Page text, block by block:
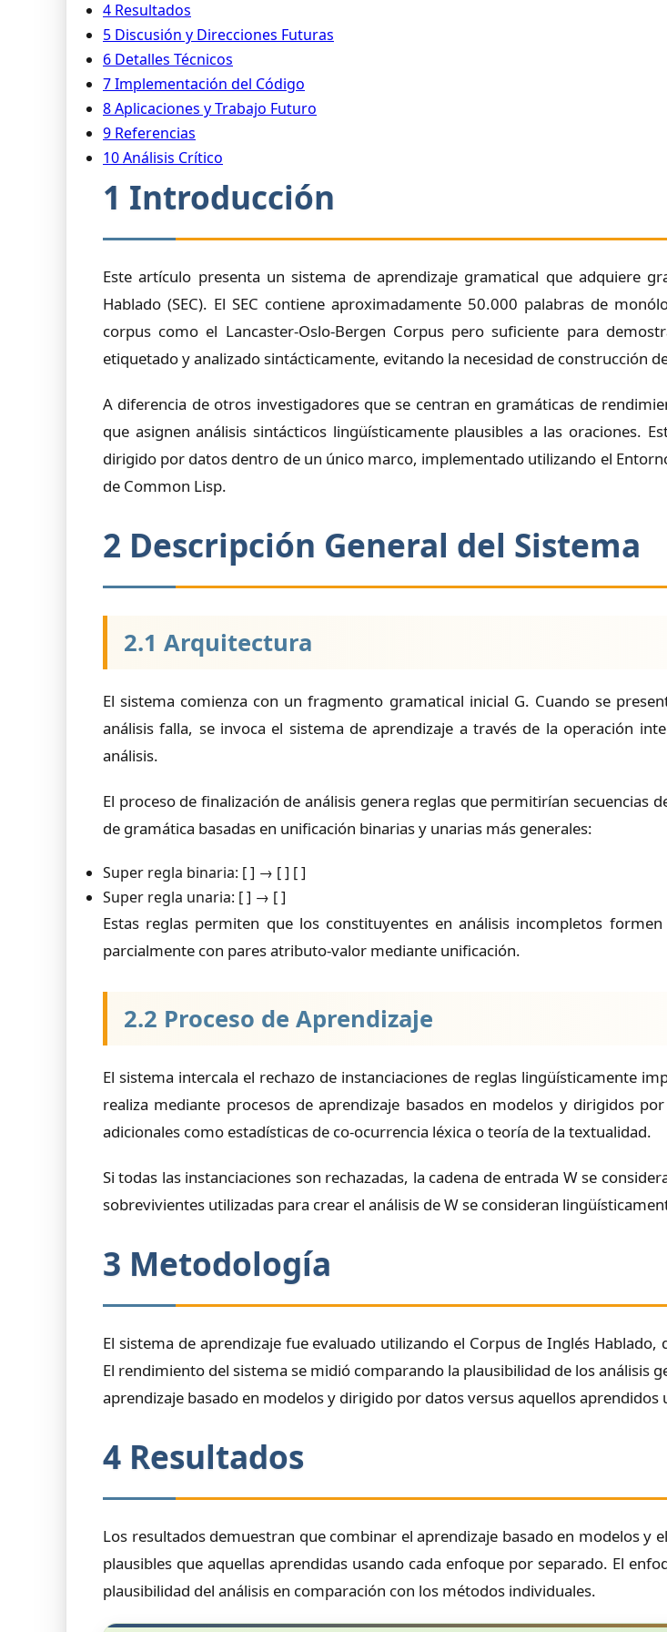
4 Resultados
5 Discusión y Direcciones Futuras
6 Detalles Técnicos
7 Implementación del Código
8 Aplicaciones y Trabajo Futuro
9 Referencias
10 Análisis Crítico
1 Introducción
Este artículo presenta un sistema de aprendizaje gramatical que adquiere
Hablado (SEC). El SEC contiene aproximadamente 50.000 palabras de
corpus como el Lancaster-Oslo-Bergen Corpus pero suficiente para
etiquetado y analizado sintácticamente, evitando la necesidad de construcción
A diferencia de otros investigadores que se centran en gramáticas de
que asignen análisis sintácticos lingüísticamente plausibles a las oraciones.
dirigido por datos dentro de un único marco, implementado utilizando el
de Common Lisp.
2 Descripción General del Sistema
2.1 Arquitectura
El sistema comienza con un fragmento gramatical inicial G. Cuando se
análisis falla, se invoca el sistema de aprendizaje a través de la operación
análisis.
El proceso de finalización de análisis genera reglas que permitirían secuencias
de gramática basadas en unificación binarias y unarias más generales:
Super regla binaria: [ ] → [ ] [ ]
Super regla unaria: [ ] → [ ]
Estas reglas permiten que los constituyentes en análisis incompletos
parcialmente con pares atributo-valor mediante unificación.
2.2 Proceso de Aprendizaje
El sistema intercala el rechazo de instanciaciones de reglas lingüísticamente
realiza mediante procesos de aprendizaje basados en modelos y dirigidos
adicionales como estadísticas de co-ocurrencia léxica o teoría de la textualidad.
Si todas las instanciaciones son rechazadas, la cadena de entrada W se
sobrevivientes utilizadas para crear el análisis de W se consideran
3 Metodología
El sistema de aprendizaje fue evaluado utilizando el Corpus de Inglés
El rendimiento del sistema se midió comparando la plausibilidad de los
aprendizaje basado en modelos y dirigido por datos versus aquellos aprendidos
4 Resultados
Los resultados demuestran que combinar el aprendizaje basado en modelos
plausibles que aquellas aprendidas usando cada enfoque por separado. El
plausibilidad del análisis en comparación con los métodos individuales.